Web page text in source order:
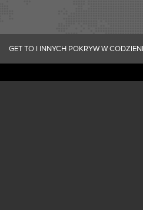
GET TO I INNYCH POKRYW W